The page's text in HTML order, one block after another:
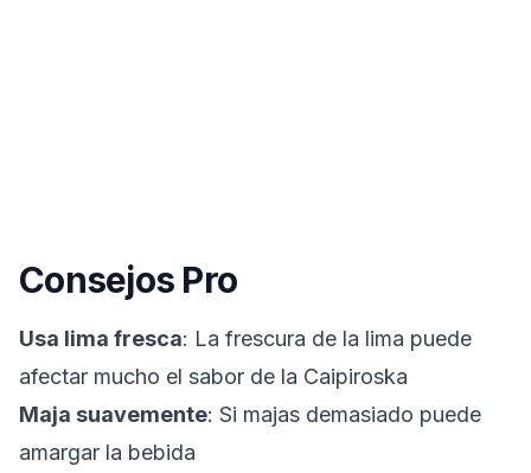
Consejos Pro
Usa lima fresca: La frescura de la lima puede
afectar mucho el sabor de la Caipiroska
Maja suavemente: Si majas demasiado puede
amargar la bebida